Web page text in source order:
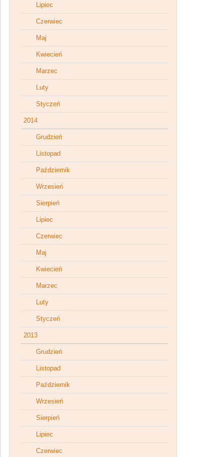
Lipiec
Czerwiec
Maj
Kwiecień
Marzec
Luty
Styczeń
2014
Grudzień
Listopad
Październik
Wrzesień
Sierpień
Lipiec
Czerwiec
Maj
Kwiecień
Marzec
Luty
Styczeń
2013
Grudzień
Listopad
Październik
Wrzesień
Sierpień
Lipiec
Czerwiec